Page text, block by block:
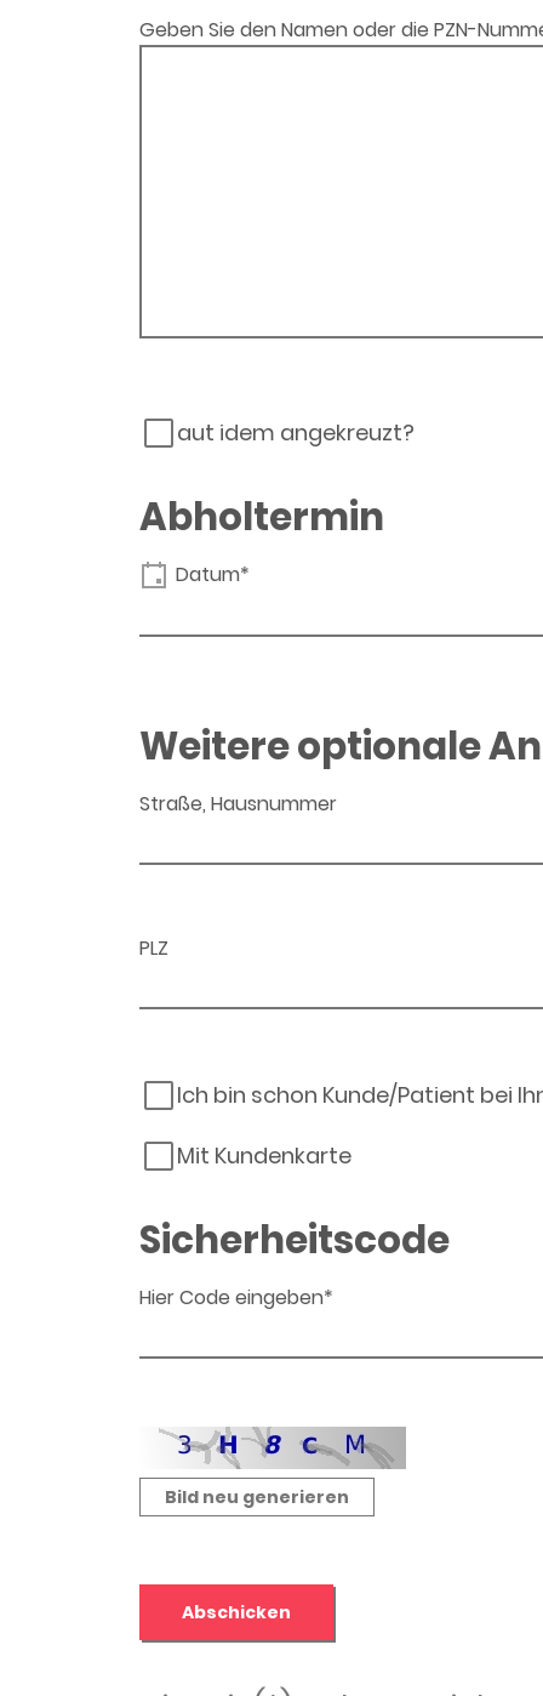
Geben Sie den Namen oder die PZN-
aut idem angekreuzt?
Abholtermin
Datum*
Weitere optionale
Straße, Hausnummer
PLZ
Ich bin schon Kunde/Patient bei
Mit Kundenkarte
Sicherheitscode
Hier Code eingeben*